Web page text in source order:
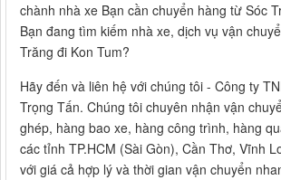
chành nhà xe Bạn cần chuyển hàng từ Sóc
Bạn đang tìm kiếm nhà xe, dịch vụ vận
Trăng đi Kon Tum?
Hãy đến và liên hệ với chúng tôi - Công ty
Trọng Tấn. Chúng tôi chuyên nhận vận
ghép, hàng bao xe, hàng công trình, hàng
các tỉnh TP.HCM (Sài Gòn), Cần Thơ, Vĩnh
với giá cả hợp lý và thời gian vận chuyển